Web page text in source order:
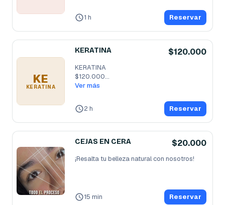
1 h Reservar
KE
KERATINA
KERATINA $120.000
KERATINA
$120.000
HIDRATACION
Ver más
2 h Reservar
CEJAS EN CERA $20.000
¡Resalta tu belleza natural con nosotros!
15 min Reservar